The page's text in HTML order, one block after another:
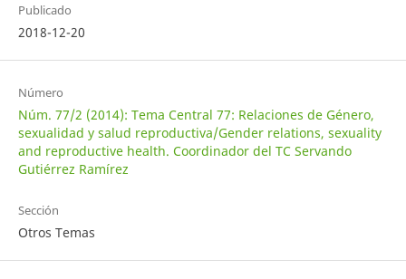
Publicado
2018-12-20
Número
Núm. 77/2 (2014): Tema Central 77: Relaciones de Género,
sexualidad y salud reproductiva/Gender relations, sexuality
and reproductive health. Coordinador del TC Servando
Gutiérrez Ramírez
Sección
Otros Temas